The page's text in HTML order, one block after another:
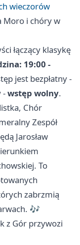
wieczorów
Moro i chóry w
łączący klasykę
19:00 -
jest bezpłatny -
-wstęp wolny.
Chór
Zespół
Jarosław
To
zabrzmią
🎶
z Gór przywozi